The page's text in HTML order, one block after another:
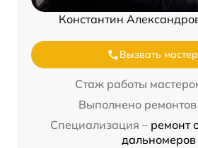
Константин
Вызвать
Стаж работы
Выполнено ремонтов
Специализация – ремонт
дальномеров